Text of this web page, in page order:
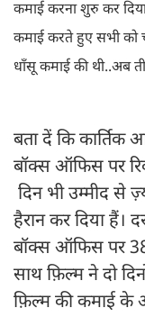
कमाई करना शुरु कर
कमाई करते हुए सभी को
धाँसू कमाई की थी..अब
बता दें कि कार्तिक
बॉक्स ऑफिस पर
दिन भी उम्मीद से
हैरान कर दिया
बॉक्स ऑफिस पर
साथ फ़िल्म ने दो
फ़िल्म की कमाई के